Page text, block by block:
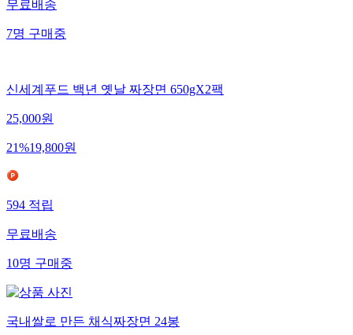
무료배송
7명구매중
신세계푸드 백년 옛날 짜장면 650gX2팩
25,000원
21%19,800원
594적립
무료배송
10명구매중
국내쌀로 만든 채식짜장면 24봉